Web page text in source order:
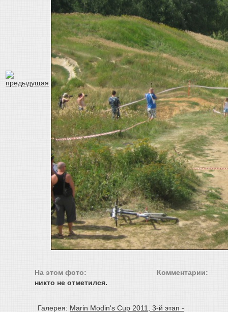
На этом фото:
никто не отметился.
Комментарии:
Галерея: Marin Modin's Cup 2011, 3-й этап -